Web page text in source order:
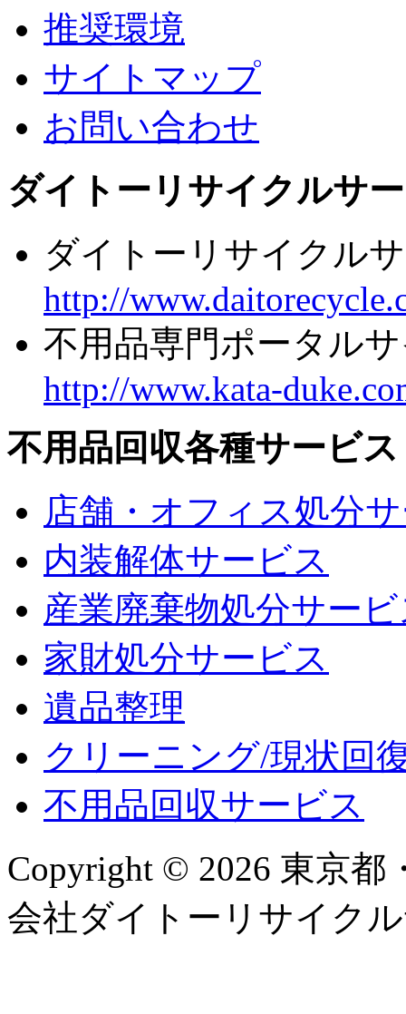
推奨環境
サイトマップ
お問い合わせ
ダイトーリサイクルサ
ダイトーリサイクル
http://
不用品専門ポータル
http://www.kata-
不用品回収各種サービス
店舗・オフィス処分
内装解体サービス
産業廃棄物処分サー
家財処分サービス
遺品整理
クリーニング/現状回
不用品回収サービス
Copyright © 2026 東京都
会社ダイトーリサイク